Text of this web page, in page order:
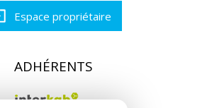
ADHÉRENTS
Espace propriétaire